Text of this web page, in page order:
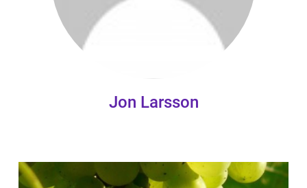
Jon Larsson